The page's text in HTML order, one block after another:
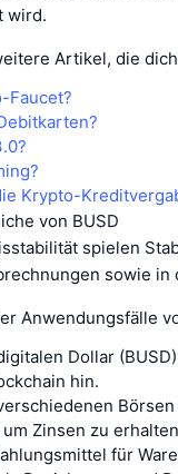
wird.
Artikel, die
Faucet?
Krypto-
von BUSD
spielen
sowie
Anwendungsfälle
Dollar
hin.
Börsen
Zinsen zu
für